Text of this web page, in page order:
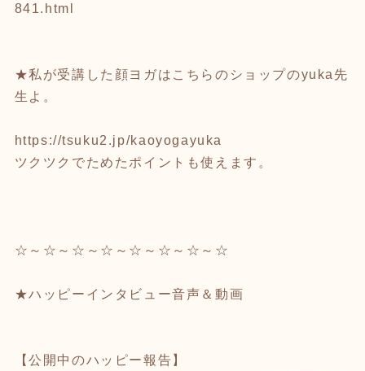
841.html
★私が受講した顔ヨガはこちらのショップのyuka先
生よ。
https://tsuku2.jp/kaoyogayuka
ツクツクでためたポイントも使えます。
☆～☆～☆～☆～☆～☆～☆～☆
★ハッピーインタビュー音声＆動画
【公開中のハッピー報告】